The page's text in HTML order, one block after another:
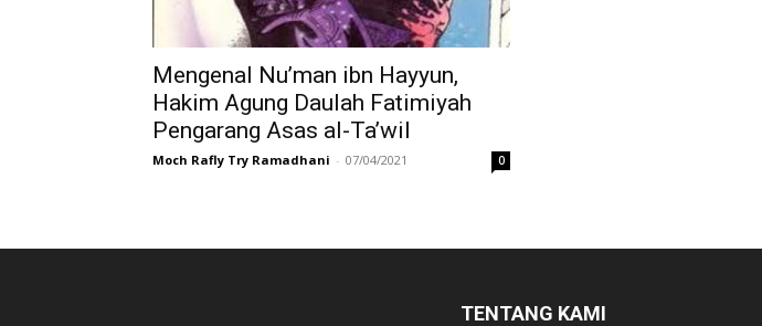
Referensi
Tafsir
di
Mengenal Nu’man ibn Hayyun,
Hakim Agung Daulah Fatimiyah
Pengarang Asas al-Ta’wil
Moch Rafly Try Ramadhani - 07/04/2021 0
TENTANG KAMI